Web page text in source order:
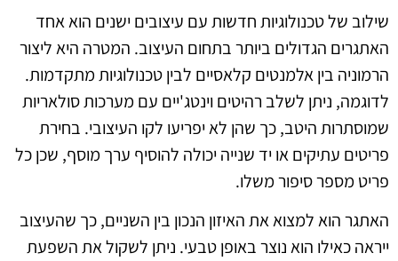
שילוב של טכנולוגיות חדשות עם עיצובים ישנים הוא אחד
האתגרים הגדולים ביותר בתחום העיצוב. המטרה היא ליצור
הרמוניה בין אלמנטים קלאסיים לבין טכנולוגיות מתקדמות.
לדוגמה, ניתן לשלב רהיטים וינטג'יים עם מערכות סולאריות
שמוסתרות היטב, כך שהן לא יפריעו לקו העיצובי. בחירת
פריטים עתיקים או יד שנייה יכולה להוסיף ערך מוסף, שכן כל
פריט מספר סיפור משלו.
האתגר הוא למצוא את האיזון הנכון בין השניים, כך שהעיצוב
ייראה כאילו הוא נוצר באופן טבעי. ניתן לשקול את השפעת